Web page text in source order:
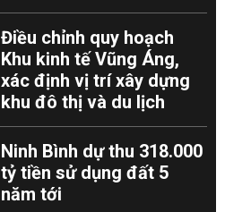
Điều chỉnh quy hoạch
Khu kinh tế Vũng Áng,
xác định vị trí xây dựng
khu đô thị và du lịch
Ninh Bình dự thu 318.000
tỷ tiền sử dụng đất 5
năm tới